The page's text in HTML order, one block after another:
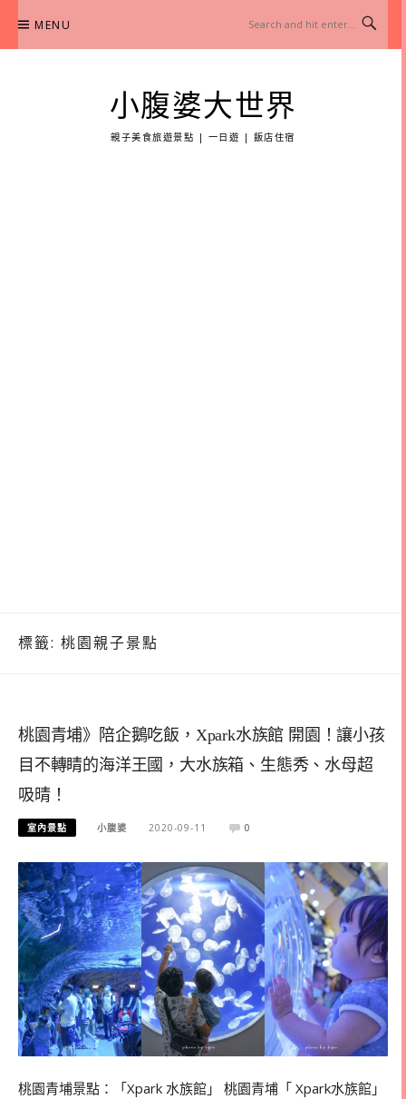
content
MENU
小腹婆大世界
親子美食旅遊景點 | 一日遊 | 飯店住宿
標籤: 桃園親子景點
桃園青埔》陪企鵝吃飯，Xpark水族館 開園！讓小孩
目不轉睛的海洋王國，大水族箱、生態秀、水母超
吸晴！
室內景點 小腹婆 2020-09-11 0
桃園青埔景點：「Xpark 水族館」 桃園青埔「 Xpark水族館」